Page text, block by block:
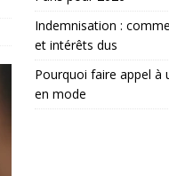
Indemnisation :
et intérêts dus
Pourquoi faire appel à
en mode